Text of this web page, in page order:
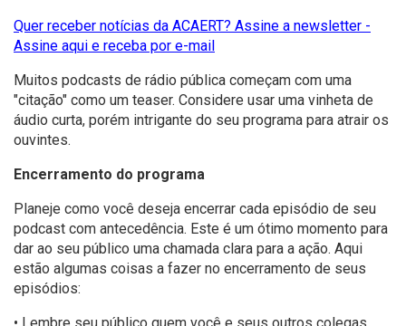
Quer receber notícias da ACAERT? Assine a newsletter -
Assine aqui e receba por e-mail
Muitos podcasts de rádio pública começam com uma
"citação" como um teaser. Considere usar uma vinheta de
áudio curta, porém intrigante do seu programa para atrair os
ouvintes.
Encerramento do programa
Planeje como você deseja encerrar cada episódio de seu
podcast com antecedência. Este é um ótimo momento para
dar ao seu público uma chamada clara para a ação. Aqui
estão algumas coisas a fazer no encerramento de seus
episódios:
• Lembre seu público quem você e seus outros colegas